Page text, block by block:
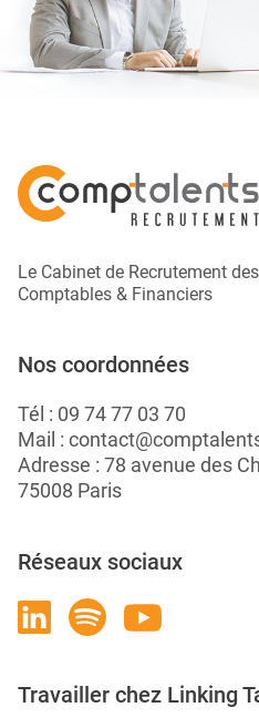
Le Cabinet de Recrutement
Comptables & Financiers
Nos coordonnées
Tél : 09 74 77 03 70
Mail :
Adresse : 78 avenue des
75008 Paris
Réseaux sociaux
Travailler chez Linking